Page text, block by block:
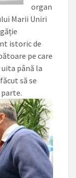
organ
Marii Uniri
istoric de
pe care
până la
să se